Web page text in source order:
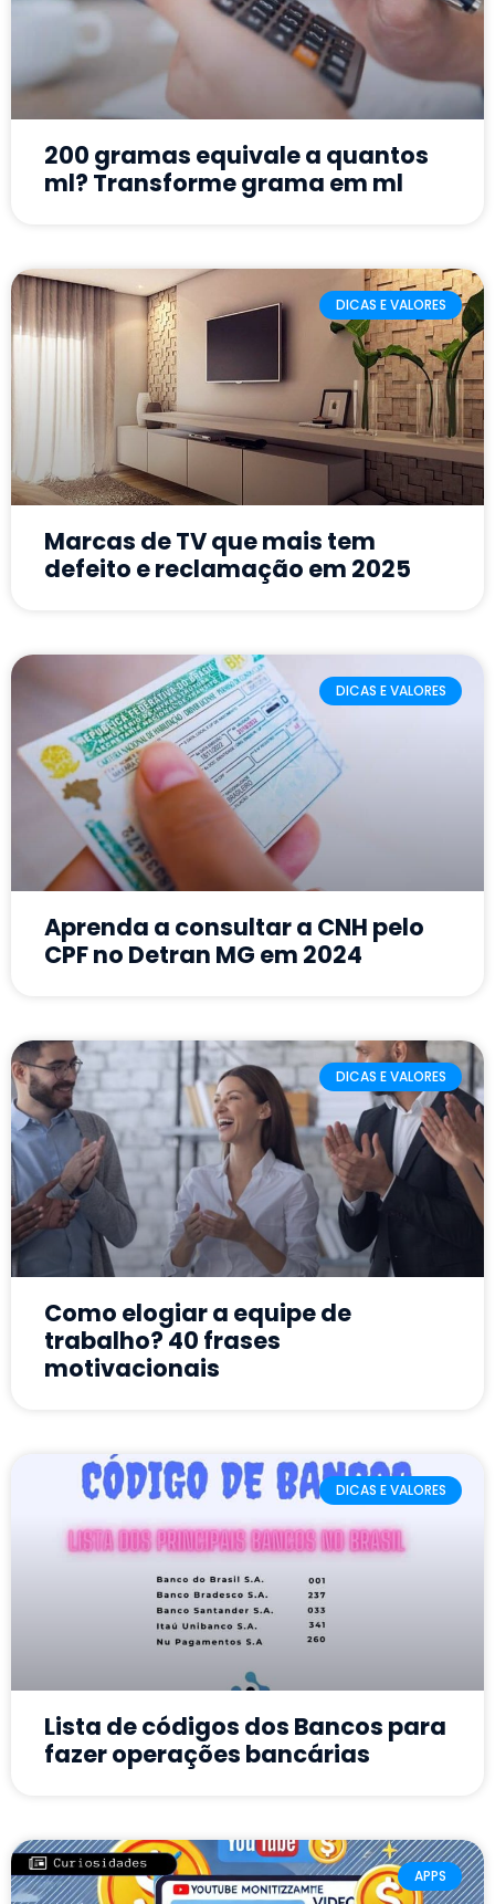
200 gramas equivale a quantos
ml? Transforme grama em ml
DICAS E VALORES
Marcas de TV que mais tem
defeito e reclamação em 2025
DICAS E VALORES
Aprenda a consultar a CNH pelo
CPF no Detran MG em 2024
DICAS E VALORES
Como elogiar a equipe de
trabalho? 40 frases
motivacionais
DICAS E VALORES
Lista de códigos dos Bancos para
fazer operações bancárias
APPS